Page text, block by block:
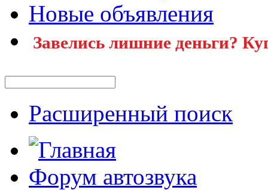
Новые объявления
Завелись лишние деньги?
Расширенный поиск
Форум автозвука